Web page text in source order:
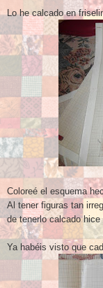
Lo he calcado en
Coloreé el
Al tener figuras tan
de tenerlo calcado
Ya habéis visto que